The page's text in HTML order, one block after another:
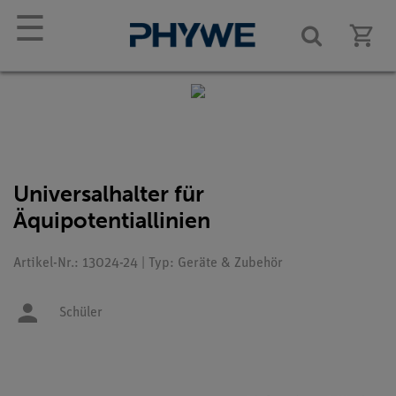
☰
Universalhalter für
Äquipotentiallinien
Artikel-Nr.: 13024-24 | Typ: Geräte & Zubehör
Schüler